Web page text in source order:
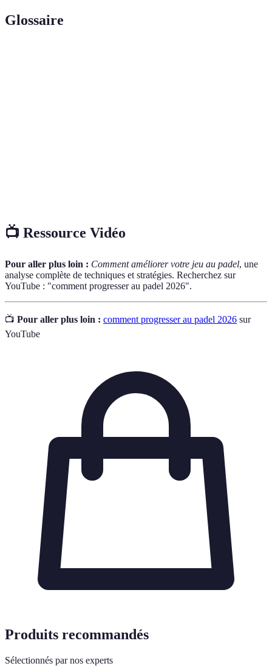
Glossaire
📺 Ressource Vidéo
Pour aller plus loin : Comment améliorer votre jeu au padel, une
analyse complète de techniques et stratégies. Recherchez sur
YouTube : "comment progresser au padel 2026".
📺 Pour aller plus loin : comment progresser au padel 2026 sur
YouTube
Produits recommandés
Sélectionnés par nos experts